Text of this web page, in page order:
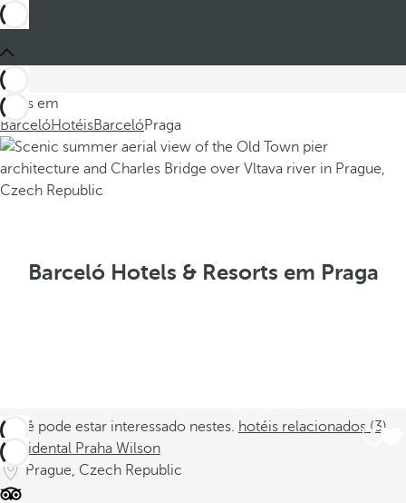
Estes em
BarcelóHotéisBarcelóPraga
Barceló Hotels & Resorts em Praga
Você pode estar interessado nestes. hotéis relacionados (3)
Occidental Praha Wilson
Prague, Czech Republic